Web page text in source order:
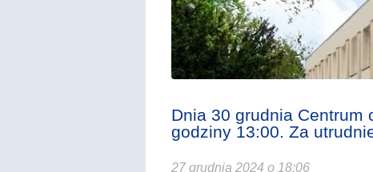
Dnia 30 grudnia Centrum
godziny 13:00. Za
27 grudnia 2024 o 18:06